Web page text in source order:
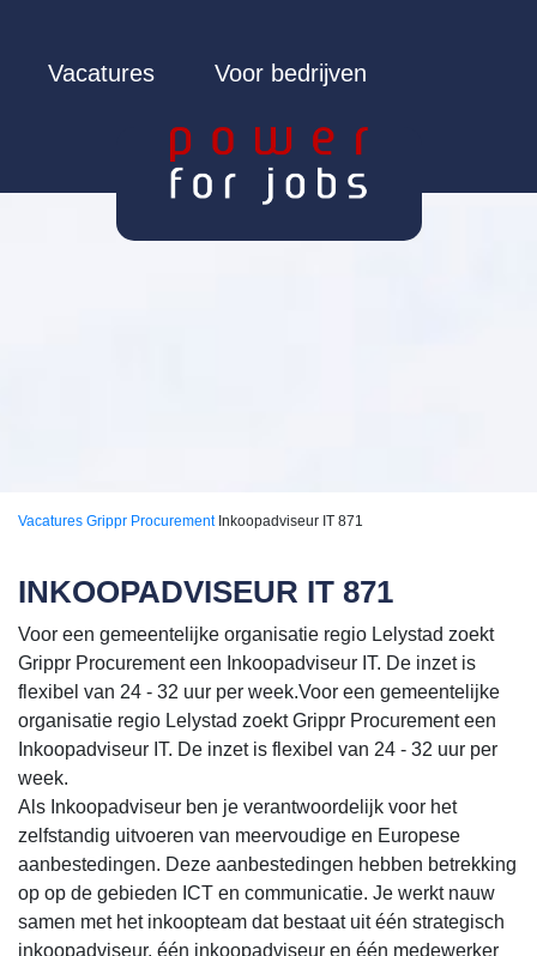
Vacatures Voor bedrijven
Vacatures Grippr Procurement Inkoopadviseur IT 871
INKOOPADVISEUR IT 871
Voor een gemeentelijke organisatie regio Lelystad zoekt
Grippr Procurement een Inkoopadviseur IT. De inzet is
flexibel van 24 - 32 uur per week.Voor een gemeentelijke
organisatie regio Lelystad zoekt Grippr Procurement een
Inkoopadviseur IT. De inzet is flexibel van 24 - 32 uur per
week.
Als Inkoopadviseur ben je verantwoordelijk voor het
zelfstandig uitvoeren van meervoudige en Europese
aanbestedingen. Deze aanbestedingen hebben betrekking
op op de gebieden ICT en communicatie. Je werkt nauw
samen met het inkoopteam dat bestaat uit één strategisch
inkoopadviseur, één inkoopadviseur en één medewerker